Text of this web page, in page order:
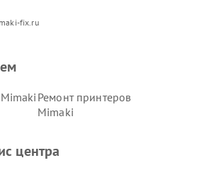
fix.ru
Ремонт принтеров
Mimaki
центра